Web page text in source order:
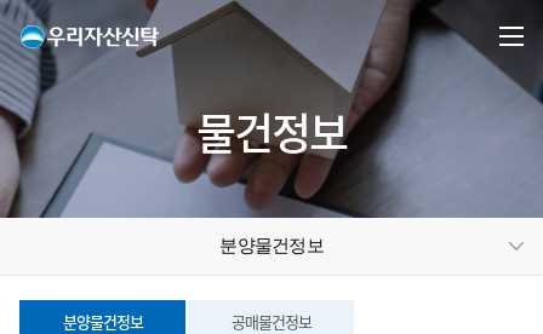
물건정보
분양물건정보
분양물건정보 공매물건정보